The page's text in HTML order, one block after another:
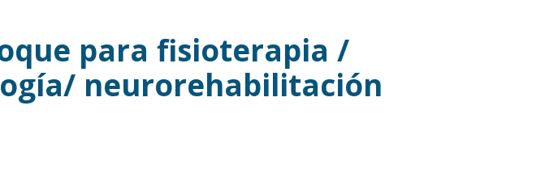
para fisioterapia /
neurorehabilitación